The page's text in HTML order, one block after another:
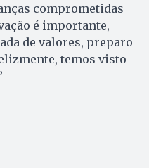
comprometidas
é importante,
de valores, preparo
temos visto